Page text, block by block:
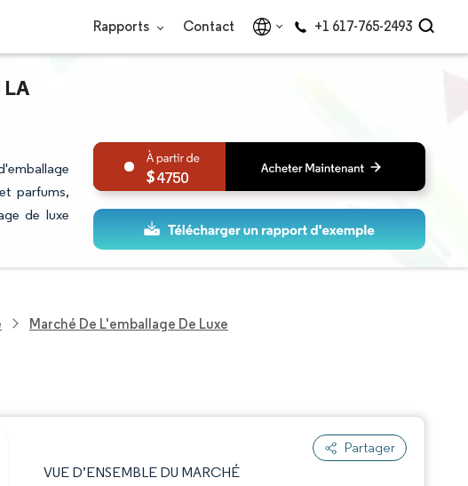
Rapports Contact +1 617-765-2493
parfums,
de luxe
4750
Marché De L'emballage De Luxe
Partager
VUE D’ENSEMBLE DU MARCHÉ